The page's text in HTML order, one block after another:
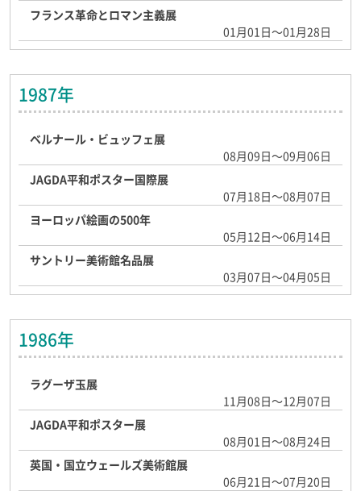
フランス革命とロマン主義展
01月01日～01月28日
1987年
ベルナール・ビュッフェ展
08月09日～09月06日
JAGDA平和ポスター国際展
07月18日～08月07日
ヨーロッパ絵画の500年
05月12日～06月14日
サントリー美術館名品展
03月07日～04月05日
1986年
ラグーザ玉展
11月08日～12月07日
JAGDA平和ポスター展
08月01日～08月24日
英国・国立ウェールズ美術館展
06月21日～07月20日